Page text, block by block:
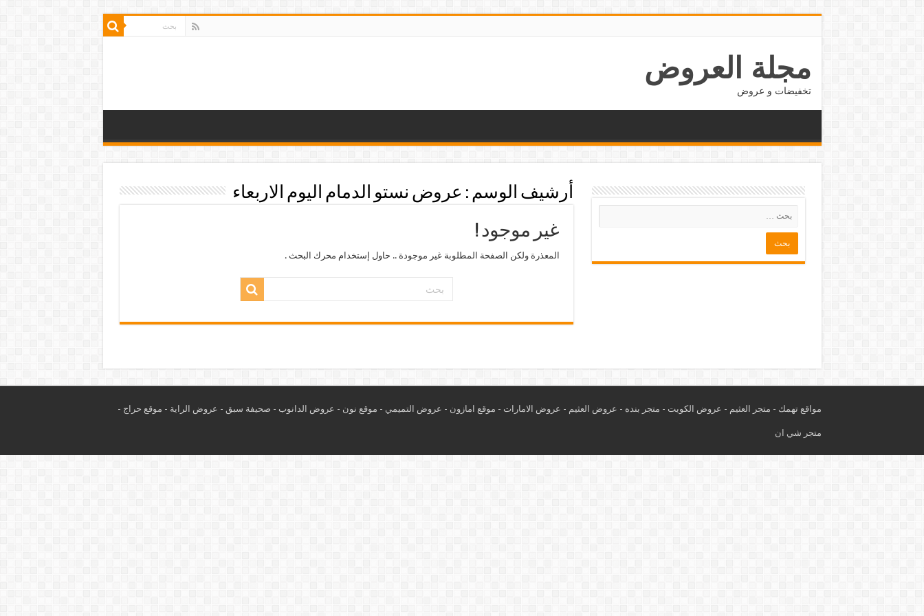
مجلة العروض
تخفيضات و عروض
أرشيف الوسم : عروض نستو الدمام اليوم الاربعاء
غير موجود !
المعذرة ولكن الصفحة المطلوبة غير موجودة .. حاول إستخدام محرك البحث .
مواقع تهمك - متجر العثيم - عروض الكويت - متجر بنده - عروض العثيم - عروض الامارات - موقع امازون - عروض التميمي - موقع نون - عروض الدانوب - صحيفة سبق - عروض الراية - موقع حراج -
متجر شي ان